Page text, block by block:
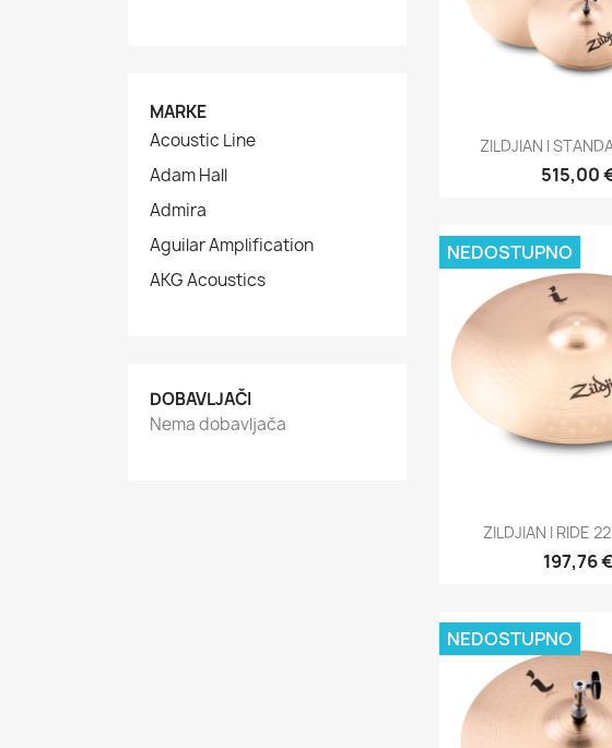
MARKE
Acoustic Line
Adam Hall
Admira
Aguilar Amplification
AKG Acoustics
DOBAVLJAČI
Nema dobavljača
Brzi
ZILDJIAN I
515,00
Brzi
ZILDJIAN I RIDE
197,76 €
NEDOSTUPNO
NEDOSTUPNO